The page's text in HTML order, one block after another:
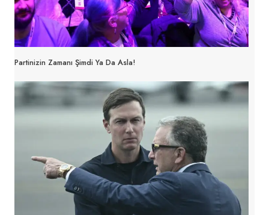
Partinizin Zamanı Şimdi Ya Da Asla!